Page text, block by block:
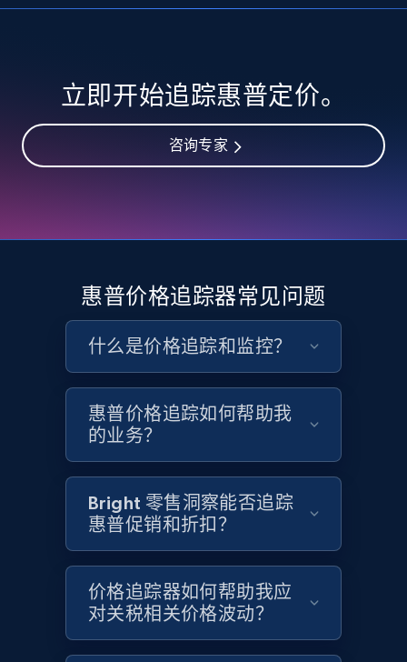
Seller reviews, Breadcrumbs, Root category, and
2.5K+ 359+ 立即开始
Google Shopping
more.
2.4K+ 199+ 立即开始
Google Shopping - collects products from
web using keywords
URL, Product id, Title, Product description,
Rating, Reviews count, Images, Variations, and
more.
2.4K+ 199+ 立即开始
Home Depot US
URL, Domain, Country code, Model number,
Sku, Product id, Product name, Manufacturer,
立即开始追踪惠普定价。
咨询专家
惠普价格追踪器常见问题
什么是价格追踪和监控？
惠普价格追踪如何帮助我
的业务？
Bright 零售洞察能否追踪
惠普促销和折扣？
价格追踪器如何帮助我应
对关税相关价格波动？